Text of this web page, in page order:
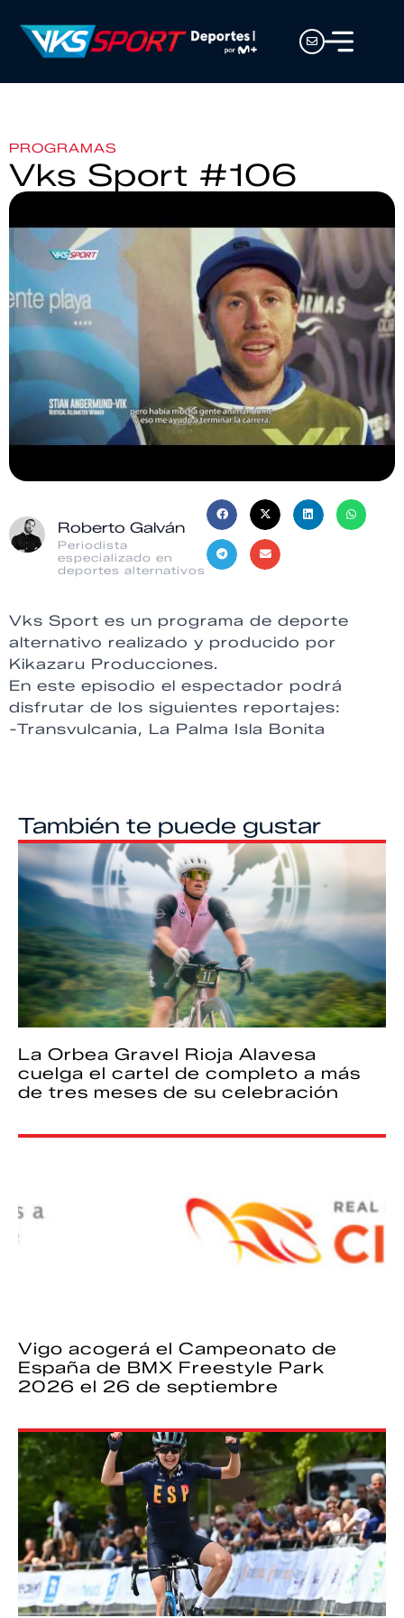
PROGRAMAS
Vks Sport #106
Roberto Galván
Periodista
especializado en
deportes alternativos
Vks Sport es un programa de deporte
alternativo realizado y producido por
Kikazaru Producciones.
En este episodio el espectador podrá
disfrutar de los siguientes reportajes:
-Transvulcania, La Palma Isla Bonita
También te puede gustar
La Orbea Gravel Rioja Alavesa
cuelga el cartel de completo a más
de tres meses de su celebración
Vigo acogerá el Campeonato de
España de BMX Freestyle Park
2026 el 26 de septiembre